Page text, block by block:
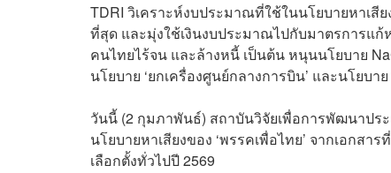
TDRI วิเคราะห์งบประมาณที่ใช้ในนโยบายหาเสีย
ที่สุด และมุ่งใช้เงินงบประมาณไปกับมาตรการแ
คนไทยไร้จน และล้างหนี้ เป็นต้น หนุนนโยบาย
นโยบาย ‘ยกเครื่องศูนย์กลางการบิน’ และนโยบ
วันนี้ (2 กุมภาพันธ์) สถาบันวิจัยเพื่อการพัฒนาประ
นโยบายหาเสียงของ ‘พรรคเพื่อไทย’ จากเอกส
เลือกตั้งทั่วไปปี 2569